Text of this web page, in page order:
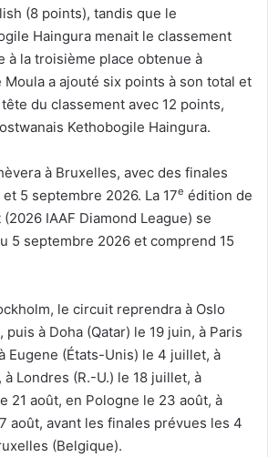
(8 points), tandis que le
Haingura menait le classement
à la troisième place obtenue à
Moula a ajouté six points à son total et
du classement avec 12 points,
Kethobogile Haingura.
à Bruxelles, avec des finales
5 septembre 2026. La 17e édition de
IAAF Diamond League) se
5 septembre 2026 et comprend 15
le circuit reprendra à Oslo
puis à Doha (Qatar) le 19 juin, à Paris
Eugene (États-Unis) le 4 juillet, à
Londres (R.-U.) le 18 juillet, à
21 août, en Pologne le 23 août, à
août, avant les finales prévues les 4
(Belgique).